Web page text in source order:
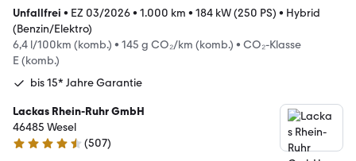
Unfallfrei • EZ 03/2026• 1.000 km • 184 kW (250 PS) • Hybrid
(Benzin/Elektro)
6,4 l/100km (komb.) • 145 g CO₂/km (komb.) • CO₂-Klasse
E (komb.)
bis 15* Jahre Garantie
Lackas Rhein-Ruhr GmbH
46485 Wesel
4.6 Sterne
(507)